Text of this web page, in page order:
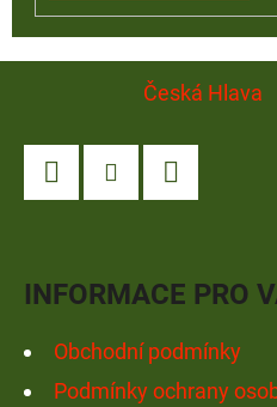
Česká Hlava
INFORMACE PRO
Obchodní podmínky
Podmínky ochrany